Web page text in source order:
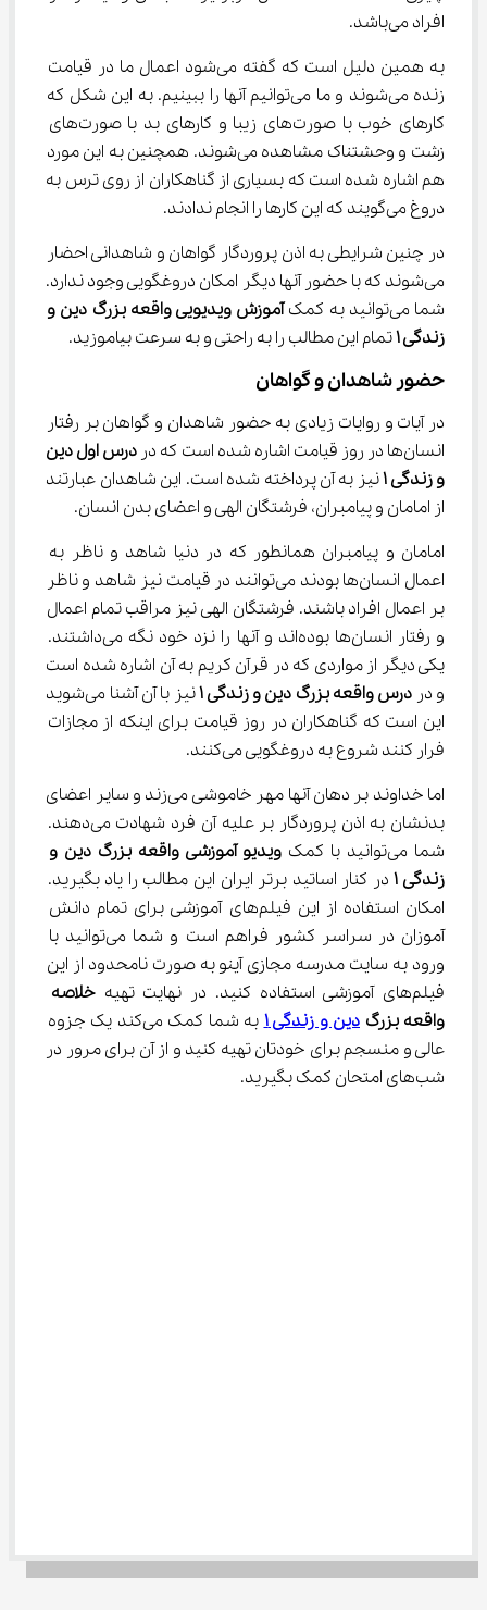
افراد می‌باشد.
به همین دلیل است که گفته می‌شود اعمال ما در قیامت
زنده می‌شوند و ما می‌توانیم آنها را ببینیم. به این شکل که
کارهای خوب با صورت‌های زیبا و کارهای بد با صورت‌های
زشت و وحشتناک مشاهده می‌شوند. همچنین به این مورد
هم اشاره شده است که بسیاری از گناهکاران از روی ترس به
دروغ می‌گویند که این کارها را انجام ندادند.
در چنین شرایطی به اذن پروردگار گواهان و شاهدانی احضار
می‌شوند که با حضور آنها دیگر امکان دروغگویی وجود ندارد.
شما می‌توانید به کمک
آموزش ویدیویی واقعه بزرگ دین و
زندگی ۱ تمام این مطالب را به راحتی و به سرعت بیاموزید.
حضور شاهدان و گواهان
در آیات و روایات زیادی به حضور شاهدان و گواهان بر رفتار
انسان‌ها در روز قیامت اشاره شده است که در
درساول دین
و زندگی ۱ نیز به آن پرداخته شده است. این شاهدان عبارتند
از امامان و پیامبران، فرشتگان الهی و اعضای بدن انسان.
امامان و پیامبران همانطور که در دنیا شاهد و ناظر به
اعمال انسان‌ها بودند می‌توانند در قیامت نیز شاهد و ناظر
بر اعمال افراد باشند. فرشتگان الهی نیز مراقب تمام اعمال
و رفتار انسان‌ها بوده‌اند و آنها را نزد خود نگه می‌داشتند.
یکی دیگر از مواردی که در قرآن کریم به آن اشاره شده است
و در درس واقعه بزرگ دین و زندگی ۱
نیز با آن آشنا می‌شوید
این است که گناهکاران در روز قیامت برای اینکه از مجازات
فرار کنند شروع به دروغگویی می‌کنند.
اما خداوند بر دهان آنها مهر خاموشی می‌زند و سایر اعضای
بدنشان به اذن پروردگار بر علیه آن فرد شهادت می‌دهند.
شما می‌توانید با کمک
ویدیو آموزشی واقعه بزرگ دین و
زندگی ۱ در کنار اساتید برتر ایران این مطالب را یاد بگیرید.
امکان استفاده از این فیلم‌های آموزشی برای تمام دانش
آموزان در سراسر کشور فراهم است و شما می‌توانید با
ورود به سایت مدرسه مجازی آینو به صورت نامحدود از این
فیلم‌های آموزشی استفاده کنید. در نهایت تهیه
خلاصه
واقعه بزرگ دین و زندگی ۱
به شما کمک می‌کند یک جزوه
عالی و منسجم برای خودتان تهیه کنید و از آن برای مرور در
شب‌های امتحان کمک بگیرید.